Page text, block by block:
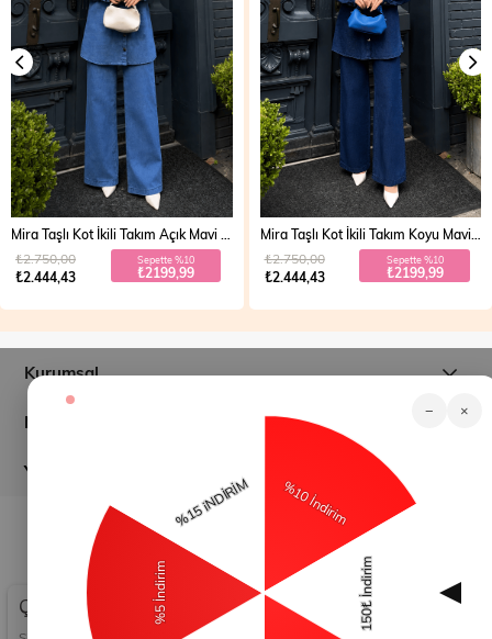
₺2.444,43
₺2.750,00 Sepette %10
₺2199,99
Mira Taşlı Kot İkili Takım Koyu Mavi 19286
₺2.444,43
₺2.750,00 Sepette %10
₺2199,99
Kurumsal
Müşteri İlişkileri
Yardım
modamihram.com - Tüm Hakları Saklıdır.
Çerez Kullanımı
− ×